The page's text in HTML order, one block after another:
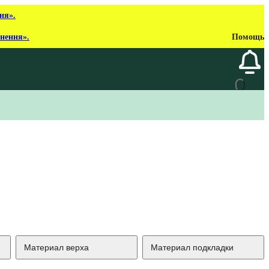
Помощь
Материал верха Материал подкладки